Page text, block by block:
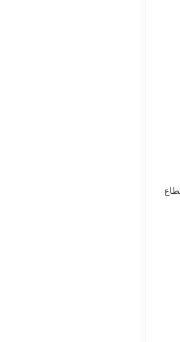
القطاع